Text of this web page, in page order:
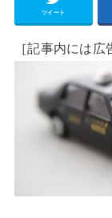
ツイート
［記事内には広